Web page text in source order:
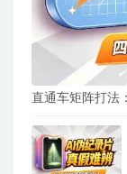
直通车矩阵打法